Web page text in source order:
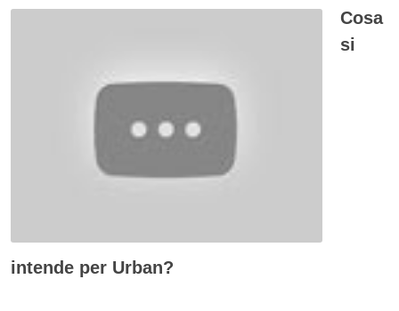
Cosa
si
intende per Urban?